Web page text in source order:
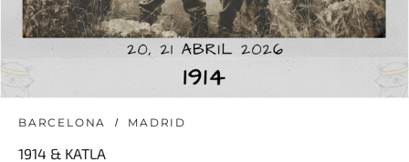
BARCELONA MADRID
1914 & KATLA